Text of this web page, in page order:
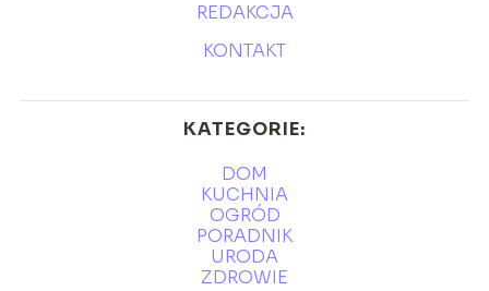
REDAKCJA
KONTAKT
KATEGORIE:
DOM
KUCHNIA
OGRÓD
PORADNIK
URODA
ZDROWIE